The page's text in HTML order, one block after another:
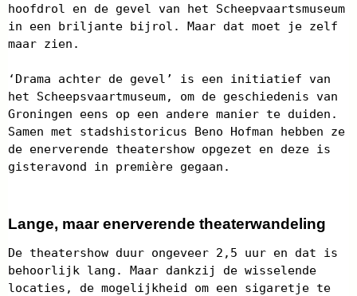
hoofdrol en de gevel van het Scheepvaartsmuseum
in een briljante bijrol. Maar dat moet je zelf
maar zien.
‘Drama achter de gevel’ is een initiatief van
het Scheepsvaartmuseum, om de geschiedenis van
Groningen eens op een andere manier te duiden.
Samen met stadshistoricus Beno Hofman hebben ze
de enerverende theatershow opgezet en deze is
gisteravond in première gegaan.
Lange, maar enerverende theaterwandeling
De theatershow duur ongeveer 2,5 uur en dat is
behoorlijk lang. Maar dankzij de wisselende
locaties, de mogelijkheid om een sigaretje te